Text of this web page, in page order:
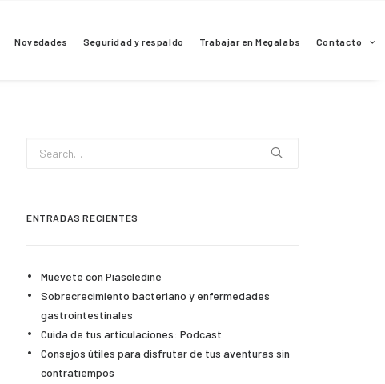
Novedades Seguridad y respaldo Trabajar en Megalabs Contacto
ENTRADAS RECIENTES
Muévete con Piascledine
Sobrecrecimiento bacteriano y enfermedades
gastrointestinales
Cuida de tus articulaciones: Podcast
Consejos útiles para disfrutar de tus aventuras sin
contratiempos